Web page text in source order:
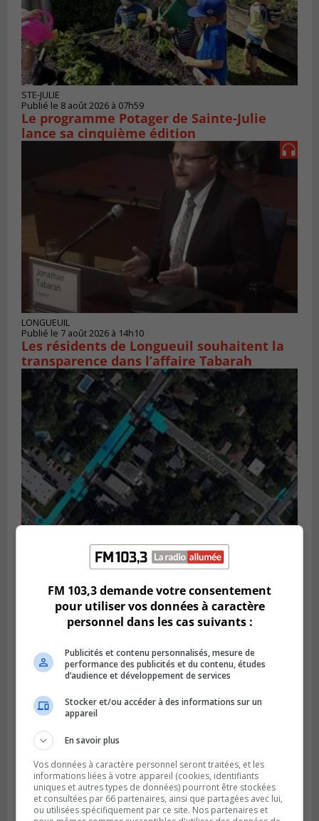
STE-JULIE
Publié le 8 août 2026 à 07h59
Le programme Potager de Sainte-Julie
lance sa cinquième édition
LONGUEUIL
Publié le 7 août 2026 à 14h10
Les résidents de Longueuil souhaitent la
transparence dans l’affaire Tabarah
GREENFIELD PARK
Publié le 6 août 2026 à 13h45
Greenfield Park veut s’armer contre les
fortes
pluies
SAINT-HUBERT
FM 103,3 demande votre consentement
pour utiliser vos données à caractère
personnel dans les cas suivants :
Publicités et contenu personnalisés, mesure de
performance des publicités et du contenu, études
d’audience et développement de services
Stocker et/ou accéder à des informations sur un
appareil
En savoir plus
Vos données à caractère personnel seront traitées, et les
informations liées à votre appareil (cookies, identifiants
uniques et autres types de données) pourront être stockées
et consultées par 66 partenaires, ainsi que partagées avec lui,
ou utilisées spécifiquement par ce site. Nos partenaires et